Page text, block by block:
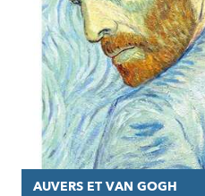
AUVERS ET VAN GOGH